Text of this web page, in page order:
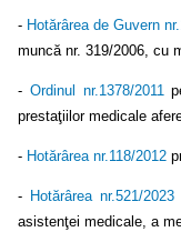
- Hotărârea de Guvern
muncă nr. 319/2006, cu
- Ordinul nr.1378/2011
prestaţiilor medicale
- Hotărârea nr.118/2012
- Hotărârea nr.521/2023
asistenţei medicale, a